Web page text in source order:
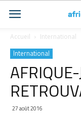
Accueil International
International
27 août 2016